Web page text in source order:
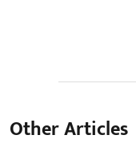
Other Articles